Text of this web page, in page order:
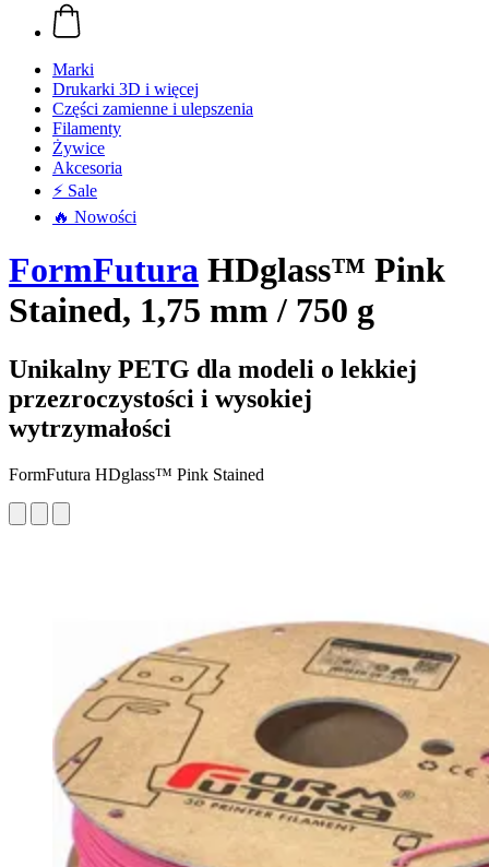
Marki
Drukarki 3D i więcej
Części zamienne i ulepszenia
Filamenty
Żywice
Akcesoria
⚡ Sale
🔥 Nowości
FormFutura HDglass™ Pink
Stained, 1,75 mm / 750 g
Unikalny PETG dla modeli o lekkiej
przezroczystości i wysokiej
wytrzymałości
FormFutura HDglass™ Pink Stained